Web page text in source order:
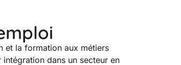
et la formation aux métiers
dans un secteur en